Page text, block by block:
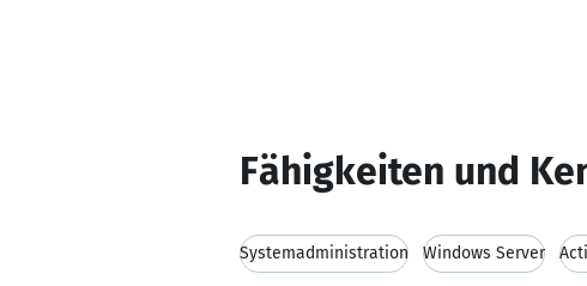
Fähigkeiten und
Systemadministration Windows Server